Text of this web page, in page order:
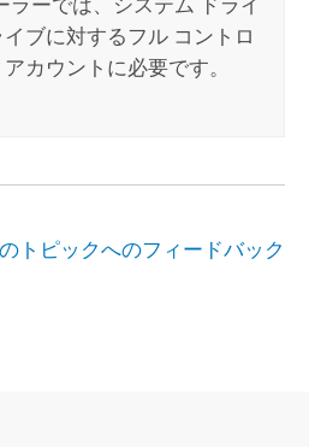
ブに対するフル コントロ
カウントに必要です。
トピックへのフィードバック